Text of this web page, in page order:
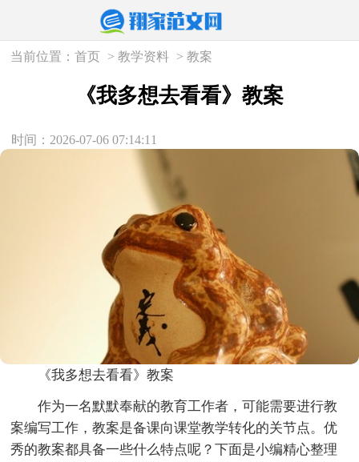
当前位置：首页 >教学资料 >教案
《我多想去看看》教案
时间：2026-07-06 07:14:11
《我多想去看看》教案
作为一名默默奉献的教育工作者，可能需要进行教
案编写工作，教案是备课向课堂教学转化的关节点。优
秀的教案都具备一些什么特点呢？下面是小编精心整理